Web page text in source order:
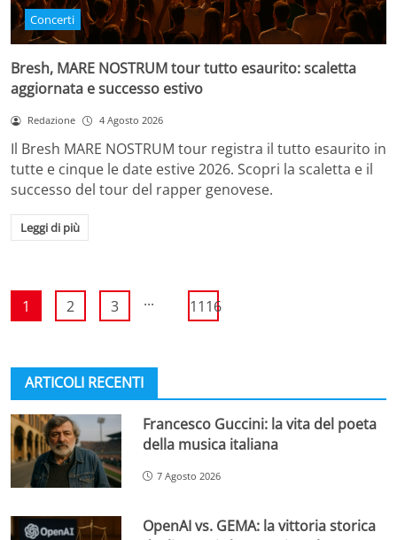
Concerti
Bresh, MARE NOSTRUM tour tutto esaurito: scaletta
aggiornata e successo estivo
Redazione 4 Agosto 2026
Il Bresh MARE NOSTRUM tour registra il tutto esaurito in
tutte e cinque le date estive 2026. Scopri la scaletta e il
successo del tour del rapper genovese.
Leggi di più
1 2 3 ... 1116
ARTICOLI RECENTI
Francesco Guccini: la vita del poeta
della musica italiana
7 Agosto 2026
OpenAI vs. GEMA: la vittoria storica